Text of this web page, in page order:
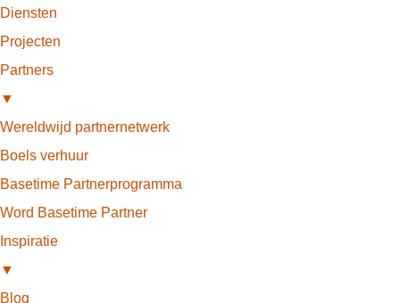
Diensten
Projecten
Partners
▼
Wereldwijd partnernetwerk
Boels verhuur
Basetime Partnerprogramma
Word Basetime Partner
Inspiratie
▼
Blog